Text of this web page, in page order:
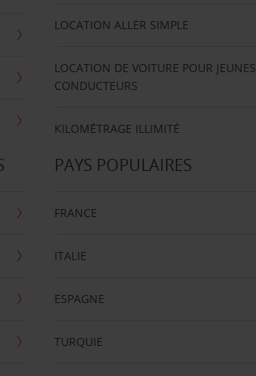
LOCATION ALLER SIMPLE
LOCATION DE VOITURE POUR JEUNES
CONDUCTEURS
KILOMÉTRAGE ILLIMITÉ
PAYS POPULAIRES
FRANCE
ITALIE
ESPAGNE
TURQUIE